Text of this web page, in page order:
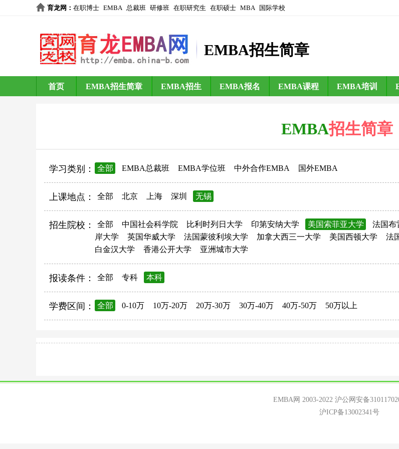
育龙网 ： 在职博士 EMBA 总裁班 研修班 在职研究生 在职硕士 MBA 国际学校
EMBA招生简章
首页 EMBA招生简章 EMBA招生 EMBA报名 EMBA课程 EMBA培训
EMBA招生简章
学习类别： 全部 EMBA总裁班 EMBA学位班 中外合作EMBA 国外EMBA
上课地点： 全部 北京 上海 深圳 无锡
招生院校： 全部 中国社会科学院 比利时列日大学 印第安纳大学 美国索菲亚大学 法国布
岸大学
英国华威大学 法国蒙彼利埃大学 加拿大西三一大学 美国西顿大学 法
白金汉大学
香港公开大学 亚洲城市大学
报读条件： 全部 专科 本科
学费区间： 全部 0-10万 10万-20万 20万-30万 30万-40万 40万-50万 50万以上
EMBA网 2003-2022 沪公网安备
沪ICP备13002341号